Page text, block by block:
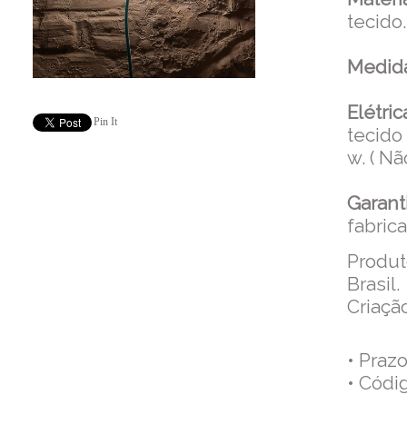
Pin It
tecido.
tecido
w. (
Brasil.
•
•